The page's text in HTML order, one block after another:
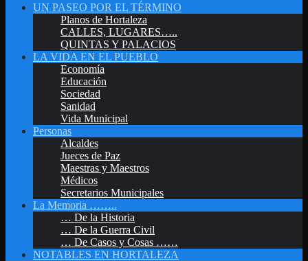
UN PASEO POR EL TÉRMINO
Planos de Hortaleza
CALLES, LUGARES…..
QUINTAS Y PALACIOS
LA VIDA EN EL PUEBLO
Economía
Educación
Sociedad
Sanidad
Vida Municipal
Personas
Alcaldes
Jueces de Paz
Maestras y Maestros
Médicos
Secretarios Municipales
La Memoria ……..
… De la Historia
… De la Guerra Civil
… De Casos y Cosas ……
NOTABLES EN HORTALEZA